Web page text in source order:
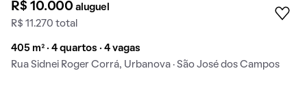
R$ 10.000aluguel
R$ 11.270 total
405 m² · 4 quartos · 4 vagas
Rua Sidnei Roger Corrá, Urbanova · São José dos Campos